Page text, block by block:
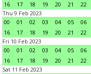
16
17 18 19 20 21 22
Thu 9 Feb 2023
00
01 02 03 04 05 06
16
17 18 19 20 21 22
Fri 10 Feb 2023
00
01 02 03 04 05 06
16
17 18 19 20 21 22
Sat 11 Feb 2023